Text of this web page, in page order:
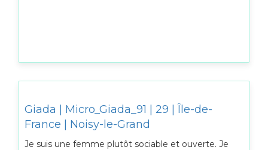
Giada | Micro_Giada_91 | 29 | Île-de-
France | Noisy-le-Grand
Je suis une femme plutôt sociable et ouverte. Je